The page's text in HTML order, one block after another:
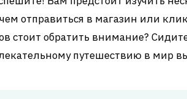
отправиться в магазин или
стоит обратить внимание?
путешествию в мир